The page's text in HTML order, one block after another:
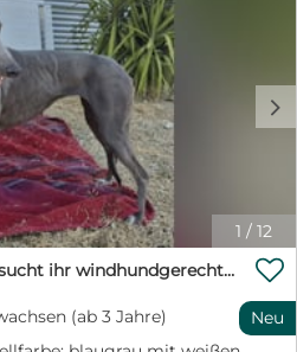
1 / 12
d
Carina - zarte blaue Galga sucht ihr windhundgerechtes Zuhause
(ab 3 Jahre)

Neu